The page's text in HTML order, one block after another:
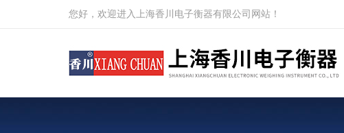
您好，欢迎进入上海香川电子衡器有限公司网站！